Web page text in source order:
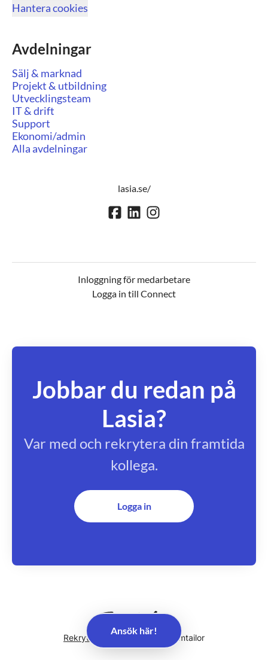
Ansök här!
Hantera cookies
Avdelningar
Sälj & marknad
Projekt & utbildning
Utvecklingsteam
IT & drift
Support
Ekonomi/admin
Alla avdelningar
lasia.se/
Inloggning för medarbetare
Logga in till Connect
Jobbar du redan på
Lasia?
Var med och rekrytera din framtida
kollega.
Logga in
Rekryteringsverktygfrån Teamtailor